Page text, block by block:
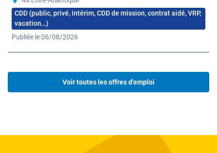
demain dans un esprit innovant et performant !
Nos expertises
Conseil agricole
Production végétale
Production animale
CDD (public, privé, intérim, CDD de mission, contrat aidé, VRP,
vacation…)
Publiée le 06/08/2026
Voir toutes les offres d'emploi